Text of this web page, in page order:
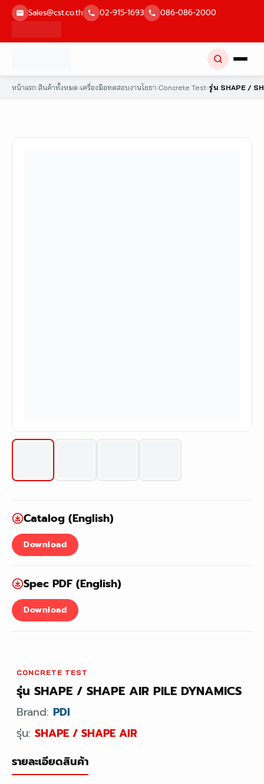
Skip
Sales@cst.co.th 02-915-1693 086-086-2000
หน้าแรก›สินค้าทั้งหมด›เครื่องมือทดสอบงานโยธา›Concrete Test›รุ่น SHAPE /
Catalog (English)
Download
Spec PDF (English)
Download
CONCRETE TEST
รุ่น SHAPE / SHAPE AIR PILE DYNAMICS
Brand: PDI
รุ่น: SHAPE / SHAPE AIR
รายละเอียดสินค้า